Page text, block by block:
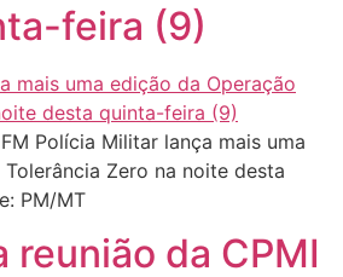
feira (9)
Polícia Militar lança mais uma
Zero na noite desta
PM/MT
reunião da CPMI